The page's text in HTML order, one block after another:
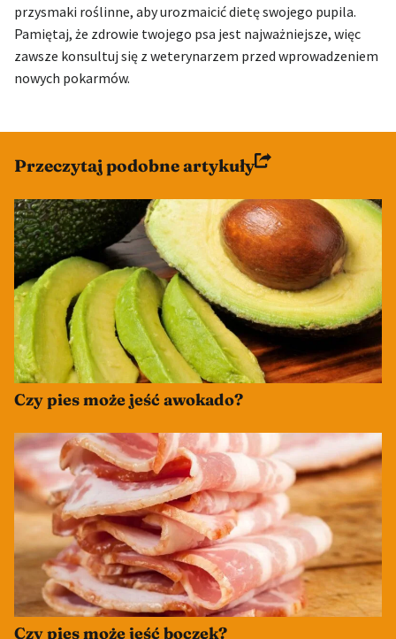
przysmaki roślinne, aby urozmaicić dietę swojego pupila.
Pamiętaj, że zdrowie twojego psa jest najważniejsze, więc
zawsze konsultuj się z weterynarzem przed wprowadzeniem
nowych pokarmów.
Przeczytaj podobne artykuły
Czy pies może jeść awokado?
Czy pies może jeść boczek?